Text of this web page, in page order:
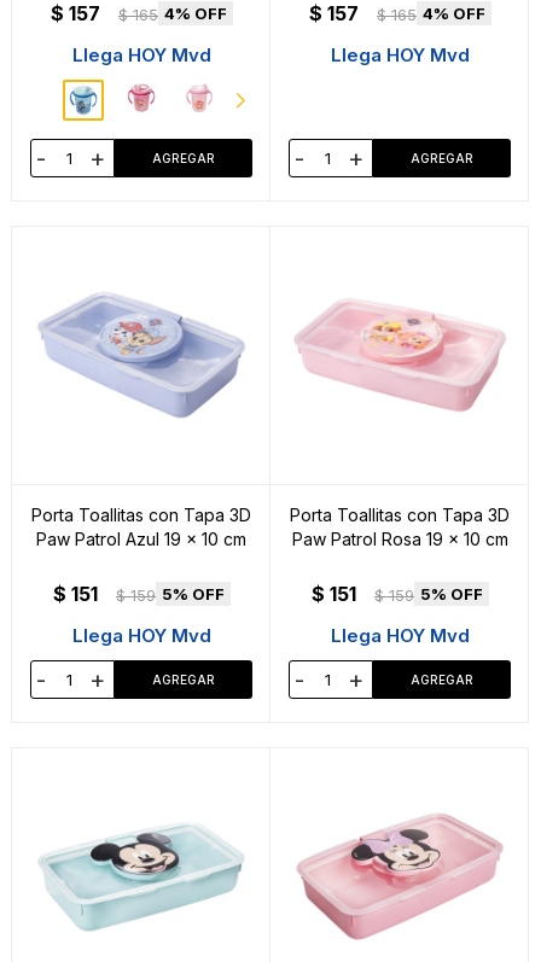
$ 157 $ 165 4
Llega HOY Mvd
- +
$ 157 $ 165 4
Llega HOY Mvd
- +
Porta Toallitas con Tapa 3D
Paw Patrol Azul 19 x 10 cm
$ 151 $ 159 5
Llega HOY Mvd
- +
Porta Toallitas con Tapa 3D
Paw Patrol Rosa 19 x 10 cm
$ 151 $ 159 5
Llega HOY Mvd
- +